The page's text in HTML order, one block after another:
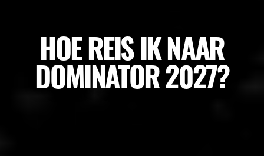
MANAGE EMAIL SUBSCRIPTIONS
MERCHANDISE
THE WEEKEND EXPERIENCE
TRAVEL & STAY
HOE REIS IK NAAR
DOMINATOR 2027?